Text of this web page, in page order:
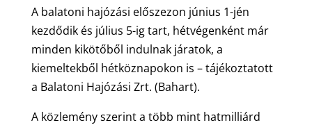
A balatoni hajózási előszezon június 1-jén
kezdődik és július 5-ig tart, hétvégenként már
minden kikötőből indulnak járatok, a
kiemeltekből hétköznapokon is – tájékoztatott
a Balatoni Hajózási Zrt. (Bahart).
A közlemény szerint a több mint hatmilliárd